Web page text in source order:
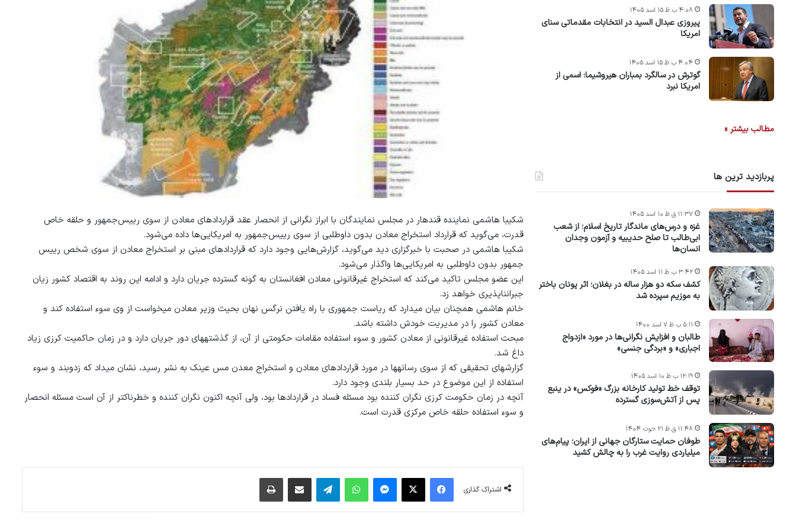
شکیبا هاشمی نماینده قندهار در مجلس نمایندگان با ابراز نگرانی از انحصار عقد قراردادهای معادن از سوی رییس‌جمهور و حلقه خاص
قدرت، می‌گوید که قرارداد استخراج معادن بدون داوطلبی از سوی رییس‌جمهور به امریکایی‌ها داده می‌شود.
شکیبا هاشمی در صحبت با خبرگزاری دید می‏‌گوید، گزارش‌‏هایی وجود دارد که قرار‏داد‏های مبنی بر استخراج معادن از سوی شخص رییس‏
جمهور بدون داوطلبی به امریکایی‌‏ها واگذار می‏‌شود.
این عضو مجلس تاکید می‏‌کند که استخراج غیرقانونی معادن افغانستان به گونه گسترده جریان دارد و ادامه این روند به اقتصاد کشور زیان
جبران‎ناپذیری خواهد زد.
خانم هاشمی همچنان بیان می‏دارد که ریاست‏ جمهوری با راه یافتن نرگس نهان بحیث وزیر معادن می‎خواست از وی سوء استفاده کند و
معادن کشور را در مدیریت خودش داشته باشد.
مبحث استفاده غیرقانونی از معادن کشور و سوء استفاده مقامات حکومتی از آن، از گذشته‎های دور جریان دارد و در زمان حاکمیت کرزی زیاد
داغ شد.
گزارش‎های تحقیقی که از سوی رسانه‎ها در مورد قراردادهای معادن و استخراج معدن مس عینک به نشر رسید، نشان می‎داد که زدوبند و سوء
استفاده از این موضوع در حد بسیار بلندی وجود دارد.
آنچه در زمان حکومت کرزی نگران کننده بود مسئله فساد در قراردادها بود، ولی آنچه اکنون نگران کننده و خطرناکتر از آن است مسئله انحصار
و سوء استفاده حلقه خاص مرکزی قدرت است.
اشتراک گذاری
فیس بوک X پیام رسان واتس آپ تلگرام اشتراک گذاری از طریق ایمیل
پیروزی عبدال السید در انتخابات مقدماتی سنای
امریکا
۴:۰۸ ب.ظ ۱۵ اسد ۱۴۰۵
گوترش در سالگرد بمباران هیروشیما: اسمی از
امریکا نبرد
۴:۰۴ ب.ظ ۱۵ اسد ۱۴۰۵
مطالب بیشتر »
پربازدید ترین ها
غزه و درس‌های ماندگار تاریخ اسلام؛ از شعب
ابی‌طالب تا صلح حدیبیه و آزمون وجدان
انسان‌ها
۱۱:۳۷ ق.ظ ۱۰ اسد ۱۴۰۵
کشف سکه دو هزار ساله در بغلان؛ اثر یونان باختر
به موزیم سپرده شد
۳:۴۲ ب.ظ ۱۱ اسد ۱۴۰۵
طالبان و افزایش نگرانی‌ها در مورد «ازدواج
اجباری» و «بردگی جنسی»
۵:۱۱ ب.ظ ۷ اسد ۱۴۰۰
توقف خط تولید کارخانه بزرگ «فوکس» در ینبع
پس از آتش‌سوزی گسترده
۱۲:۱۹ ب.ظ ۱۰ اسد ۱۴۰۵
طوفان حمایت ستارگان جهانی از ایران؛ پیام‌های
میلیاردی روایت غرب را به چالش کشید
۱۱:۴۸ ق.ظ ۲۱ حوت ۱۴۰۴